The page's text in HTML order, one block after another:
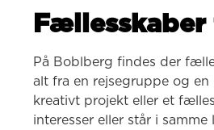
På Boblberg findes der
alt fra en rejsegruppe og
kreativt projekt eller et
interesser eller står i